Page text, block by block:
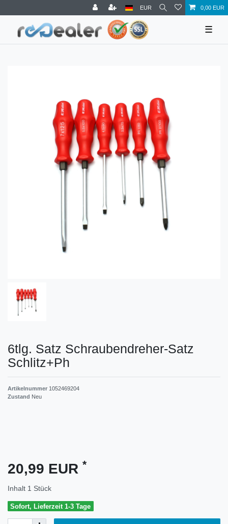
EUR 0,00 EUR
☰
6tlg. Satz Schraubendreher-Satz
Schlitz+Ph
Artikelnummer 1052469204
Zustand Neu
20,99 EUR *
Inhalt 1 Stück
Sofort, Lieferzeit 1-3 Tage